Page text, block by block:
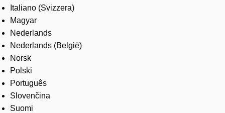
Italiano (Svizzera)
Magyar
Nederlands
Nederlands (België)
Norsk
Polski
Português
Slovenčina
Suomi